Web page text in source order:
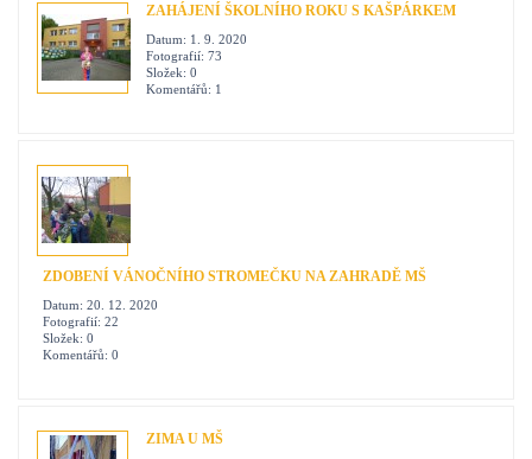
ZAHÁJENÍ ŠKOLNÍHO ROKU S KAŠPÁRKEM
Datum: 1. 9. 2020
Fotografií: 73
Složek: 0
Komentářů: 1
ZDOBENÍ VÁNOČNÍHO STROMEČKU NA ZAHRADĚ MŠ
Datum: 20. 12. 2020
Fotografií: 22
Složek: 0
Komentářů: 0
ZIMA U MŠ